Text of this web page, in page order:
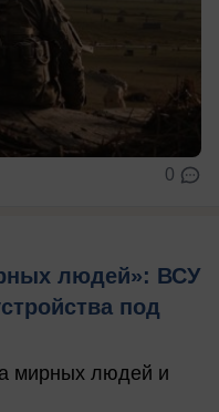
0
людей»: ВСУ
под
мирных людей и